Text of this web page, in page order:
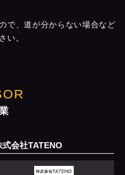
で、道が分からない場合など
い。
式会社TATENO